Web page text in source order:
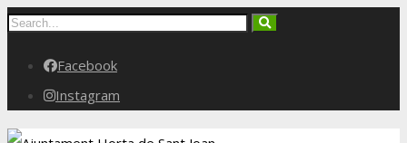
Facebook
Instagram